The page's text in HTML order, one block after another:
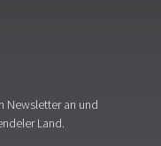
Newsletter an und
Land.